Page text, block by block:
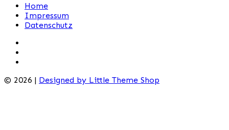
Home
Impressum
Datenschutz
© 2026 | Designed by Little Theme Shop